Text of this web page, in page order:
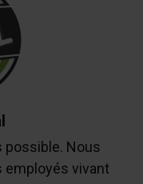
possible. Nous
vivant